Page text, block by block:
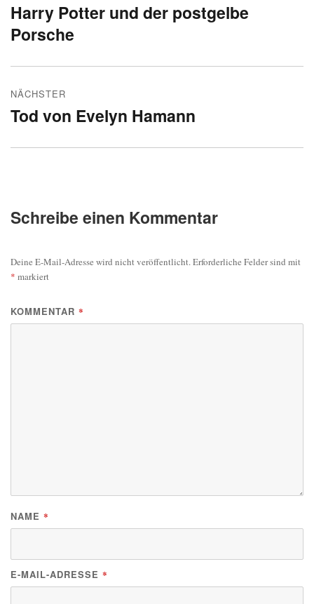
Vorheriger
Beitrag:
Harry Potter und der postgelbe
Porsche
NÄCHSTER
Nächster
Tod von Evelyn Hamann
Schreibe einen Kommentar
Deine E-Mail-Adresse wird nicht veröffentlicht.Erforderliche Felder sind mit
* markiert
KOMMENTAR *
NAME *
E-MAIL-ADRESSE *